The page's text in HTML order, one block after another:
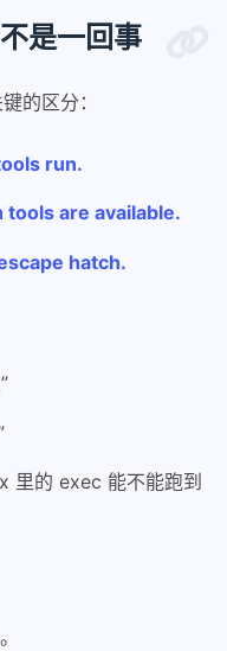
是一回事
的区分：
run.
are available.
hatch.
里的 exec 能不能跑到